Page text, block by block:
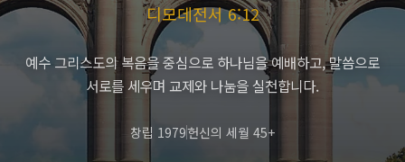
디모데전서 6:12
예수 그리스도의 복음을 중심으로 하나님을 예배하고, 말씀으로
서로를 세우며 교제와 나눔을 실천합니다.
창립 1979헌신의 세월 45+